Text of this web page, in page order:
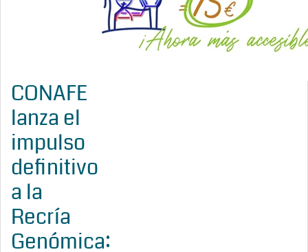
CONAFE
lanza el
impulso
definitivo
a la
Recría
Genómica: